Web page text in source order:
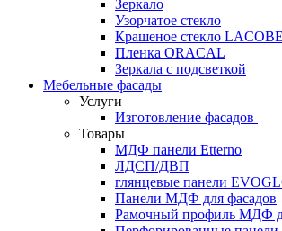
Зеркало
Узорчатое стекло
Крашеное стекло
Пленка ORACAL
Зеркала с подсветкой
Мебельные фасады
Услуги
Изготовление фасадов
Товары
МДФ панели Etterno
ЛДСП/ДВП
глянцевые панели
Панели МДФ для фасадов
Рамочный профиль МДФ